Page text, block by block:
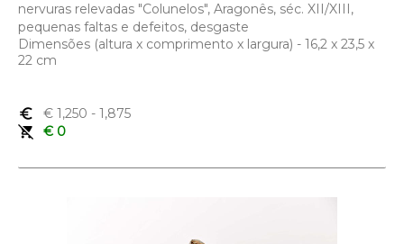
nervuras relevadas "Colunelos", Aragonês, séc. XII/XIII,
pequenas faltas e defeitos, desgaste
Dimensões (altura x comprimento x largura) - 16,2 x 23,5 x
22 cm
euro_symbol € 1,250 - 1,875
remove_shopping_cart
€ 0